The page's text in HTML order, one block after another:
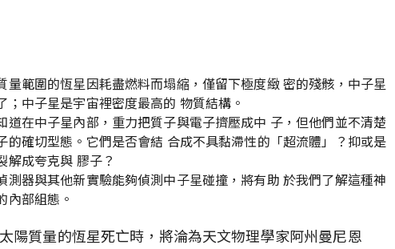
量範圍的恆星因耗盡燃料而塌縮，僅留下極度緻 密的殘骸，中子星
；中子星是宇宙裡密度最高的 物質結構。
道在中子星內部，重力把質子與電子擠壓成中 子，但他們並不清楚
的確切型態。它們是否會結 合成不具黏滯性的「超流體」？抑或是
解成夸克與 膠子？
測器與其他新實驗能夠偵測中子星碰撞，將有助 於我們了解這種神
內部組態。
陽質量的恆星死亡時，將淪為天文物理學家阿州曼尼恩